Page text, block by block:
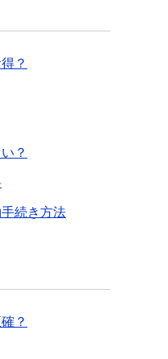
？
？
続き方法
？